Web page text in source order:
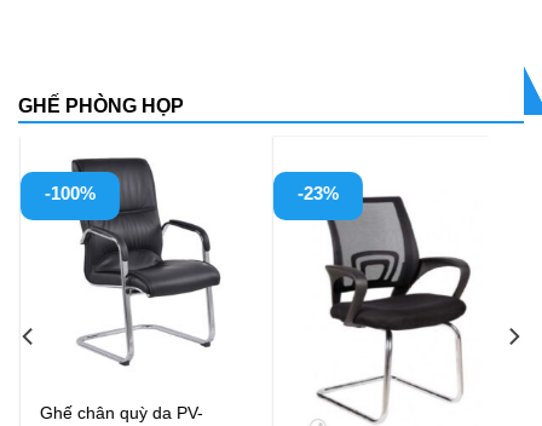
GHẾ PHÒNG HỌP
-23% -23%